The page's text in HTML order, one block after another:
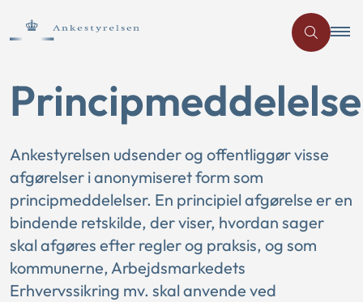
Ankestyrelsen udsender og offentliggør visse
afgørelser i anonymiseret form som
principmeddelelser. En principiel afgørelse er en
bindende retskilde, der viser, hvordan sager
skal afgøres efter regler og praksis, og som
kommunerne, Arbejdsmarkedets
Erhvervssikring mv. skal anvende ved